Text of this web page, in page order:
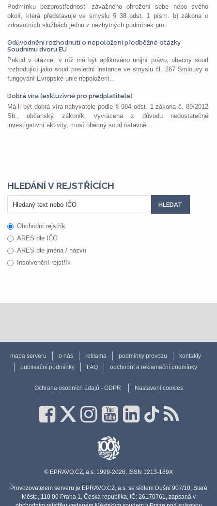
Podmínku bezprostřednosti závažného ohrožení sebe nebo svého
okolí, která představuje ve smyslu § 38 odst. 1 písm. b) zákona o
zdravotních službách jednu z nezbytných podmínek pro...
Odůvodnění rozhodnutí o nepoložení předběžné otázky
Soudnímu dvoru EU
Pokud v otázce, v níž má být aplikováno unijní právo, obecný soud
rozhodující jako soud poslední instance ve smyslu čl. 267 Smlouvy o
fungování Evropské unie nepoložení...
Dobrá víra (exkluzivně pro předplatitele)
Má-li být dobrá víra nabyvatele podle § 984 odst. 1 zákona č. 89/2012
Sb., občanský zákoník, vyvrácena z důvodu nedostatečné
investigativní aktivity, musí obecný soud ústavně...
HLEDÁNÍ V REJSTŘÍCÍCH
Obchodní rejstřík
ARES dle IČO
ARES dle jména / názvu
Insolvenční rejstřík
mapa serveru o nás reklama podmínky provozu
kontakty
publikační podmínky
FAQ obchodní a reklamační podmínky
Ochrana osobních údajů - GDPR Nastavení cookies
© EPRAVO.CZ, a.s. 1999-2026, ISSN 1213-189X
Provozovatelem serveru je EPRAVO.CZ, a.s. se sídlem Dušní 907/10, Staré
Město, 110 00 Praha 1, Česká republika, IČ: 26170761, zapsaná v